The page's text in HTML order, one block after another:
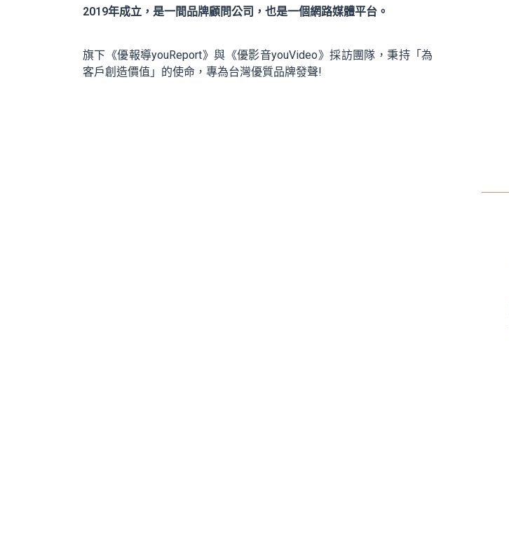
2019年成立，是一間品牌顧問公司，也是一個網路媒體平台。
旗下《優報導youReport》與《優影音youVideo》採訪團隊，秉持「為
客戶創造價值」的使命，專為台灣優質品牌發聲!